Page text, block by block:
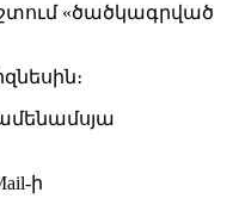
«ծածկագրված
ի